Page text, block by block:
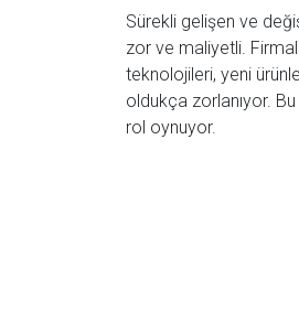
Sürekli gelişen ve
zor ve maliyetli.
teknolojileri, yeni
oldukça zorlanıyor.
rol oynuyor.